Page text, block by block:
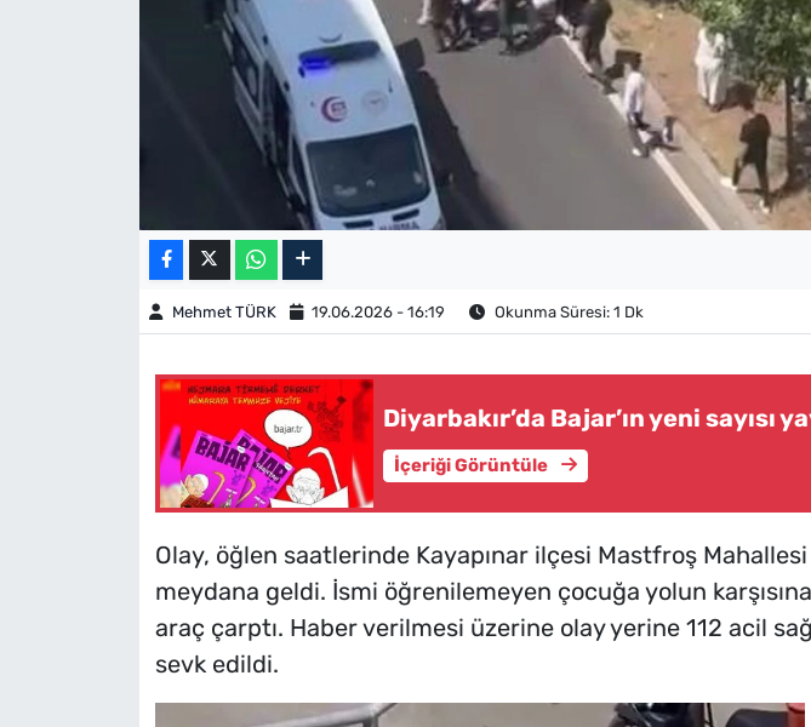
Mehmet TÜRK 19.06.2026 - 16:19 Okunma Süresi: 1 Dk
Diyarbakır’da Bajar’ın yeni sayısı
İçeriği Görüntüle
Olay, öğlen saatlerinde Kayapınar ilçesi Mastfroş
meydana geldi. İsmi öğrenilemeyen çocuğa yolun
araç çarptı. Haber verilmesi üzerine olay yerine 112 acil
sevk edildi.